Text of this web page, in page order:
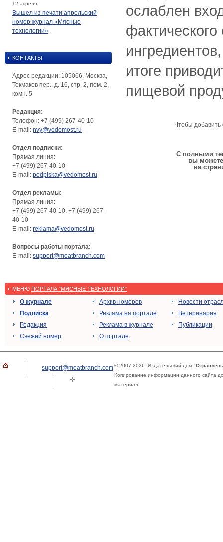
12 апреля
Вышел из печати апрельский
номер журнал «Мясные
технологии»
КОНТАКТЫ
Адрес редакции: 105066, Москва,
Токмаков пер., д. 16, стр. 2, пом. 2,
комн. 5
Редакция:
Телефон: +7 (499) 267-40-10
E-mail: nvy@vedomost.ru
Отдел подписки:
Прямая линия:
+7 (499) 267-40-10
E-mail: podpiska@vedomost.ru
Отдел рекламы:
Прямая линия:
+7 (499) 267-40-10, +7 (499) 267-
40-10
E-mail: reklama@vedomost.ru
Вопросы работы портала:
E-mail: support@meatbranch.com
ослаблен
итоге
пищевой
Чтобы
С полными
вы
на
МЕНЮ ПОРТАЛА "МЯСНЫЕ ТЕХНОЛОГИИ"
О журнале
Подписка
Редакция
Свежий номер
Архив номеров
Реклама на портале
Реклама в журнале
О портале
Новости
Ветеринария
Публикации
support@meatbranch.com© 2007-2026. Издательский дом "
Копирование информации данного сайта
материал